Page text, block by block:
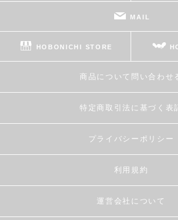
MAIL
HOBONICHI STORE
商品について問い合わせ
特定商取引法に基づく表
プライバシーポリシー
利用規約
運営会社について